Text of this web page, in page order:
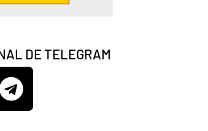
DE TELEGRAM